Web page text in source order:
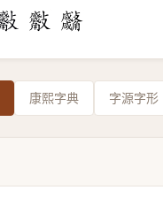
康熙字典 字源字形